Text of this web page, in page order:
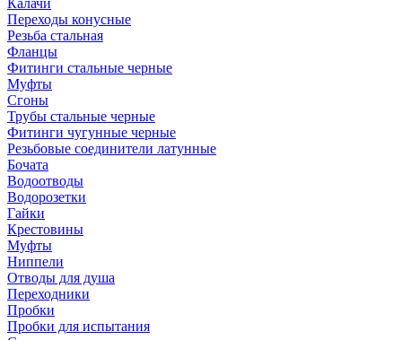
Переходы конусные
Резьба стальная
Фланцы
Фитинги стальные черные
Муфты
Сгоны
Трубы стальные черные
Фитинги чугунные черные
Резьбовые соединители латунные
Бочата
Водоотводы
Водорозетки
Гайки
Крестовины
Муфты
Ниппели
Отводы для душа
Переходники
Пробки
Пробки для испытания